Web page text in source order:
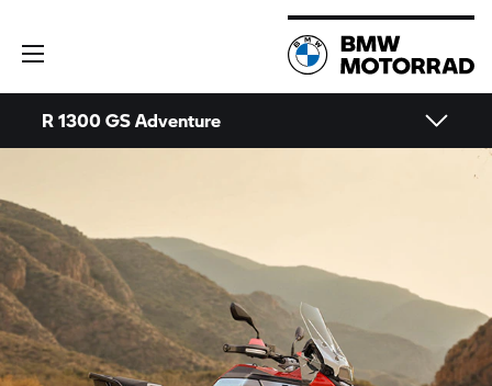
R 1300 GS Adventure